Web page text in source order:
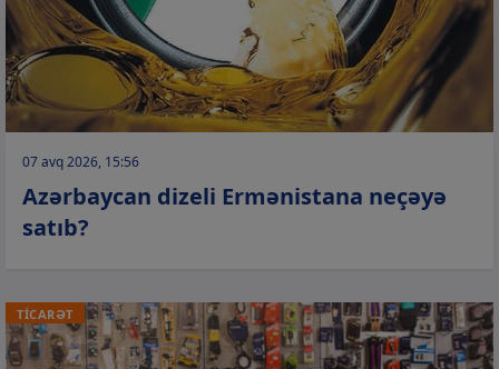
07 avq 2026, 15:56
Azərbaycan dizeli Ermənistana neçəyə
satıb?
TİCARƏT